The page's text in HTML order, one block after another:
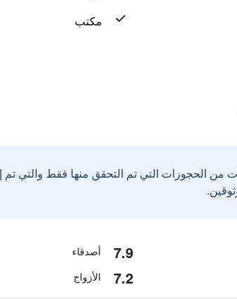
مكتب
من الحجوزات التي تم التحقق منها فقط والتي
7.9 أصدقاء
7.2 الأزواج